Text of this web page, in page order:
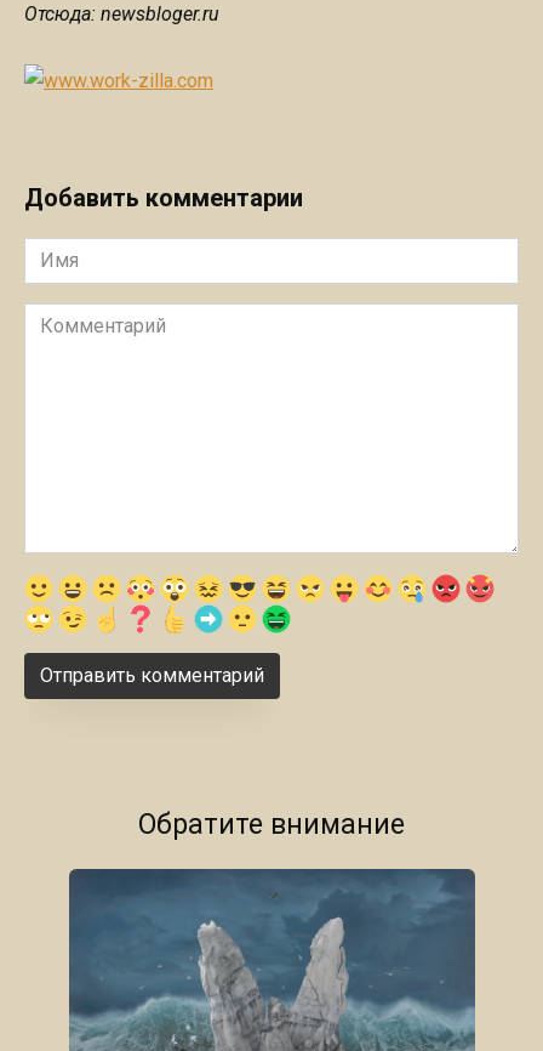
Отсюда: newsbloger.ru
Добавить комментарии
Имя
Комментарий
Обратите внимание